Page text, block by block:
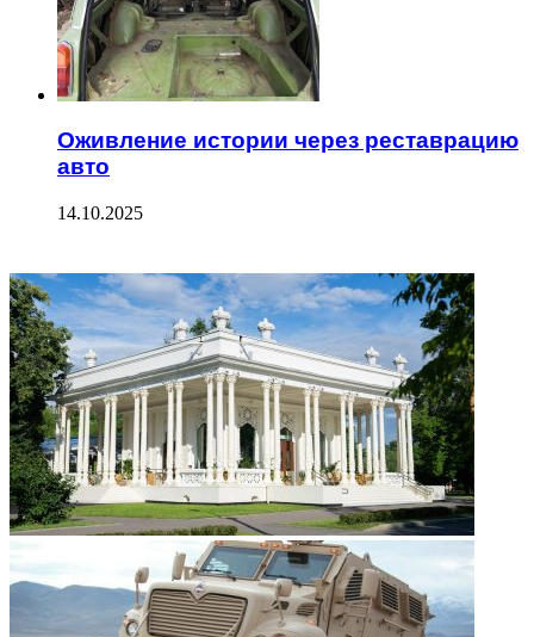
Оживление истории через реставрацию
авто
14.10.2025